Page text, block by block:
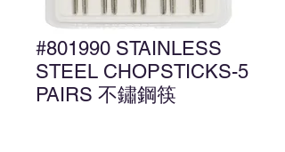
#801990 STAINLESS
STEEL CHOPSTICKS-5
PAIRS 不鏽鋼筷